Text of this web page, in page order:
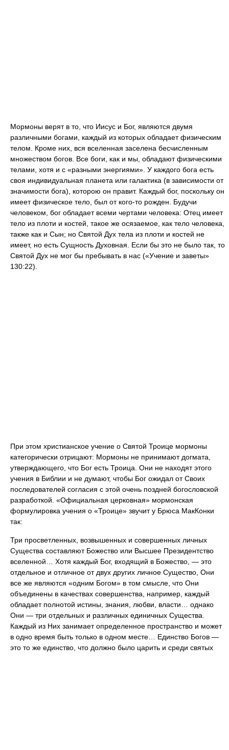
Мормоны верят в то, что Иисус и Бог, являются двумя
различными богами, каждый из которых обладает физическим
телом. Кроме них, вся вселенная заселена бесчисленным
множеством богов. Все боги, как и мы, обладают физическими
телами, хотя и с «разными энергиями». У каждого бога есть
своя индивидуальная планета или галактика (в зависимости от
значимости бога), которою он правит. Каждый бог, поскольку он
имеет физическое тело, был от кого-то рожден. Будучи
человеком, бог обладает всеми чертами человека: Отец имеет
тело из плоти и костей, такое же осязаемое, как тело человека,
также как и Сын; но Святой Дух тела из плоти и костей не
имеет, но есть Сущность Духовная. Если бы это не было так, то
Святой Дух не мог бы пребывать в нас («Учение и заветы»
130:22).
При этом христианское учение о Святой Троице мормоны
категорически отрицают: Мормоны не принимают догмата,
утверждающего, что Бог есть Троица. Они не находят этого
учения в Библии и не думают, чтобы Бог ожидал от Своих
последователей согласия с этой очень поздней богословской
разработкой. «Официальная церковная» мормонская
формулировка учения о «Троице» звучит у Брюса МакКонки
так:
Три просветленных, возвышенных и совершенных личных
Существа составляют Божество или Высшее Президентство
вселенной… Хотя каждый Бог, входящий в Божество, — это
отдельное и отличное от двух других личное Существо, Они
все же являются «одним Богом» в том смысле, что Они
объединены в качествах совершенства, например, каждый
обладает полнотой истины, знания, любви, власти… однако
Они — три отдельных и различных единичных Существа.
Каждый из Них занимает определенное пространство и может
в одно время быть только в одном месте… Единство Богов —
это то же единство, что должно было царить и среди святых